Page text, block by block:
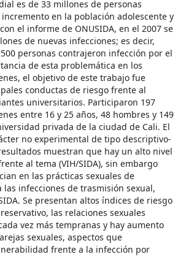
es de 33 millones de personas
en la población adolescente y
el informe de ONUSIDA, en el 2007 se
de nuevas infecciones; es decir,
personas contrajeron infección por el
de esta problemática en los
el objetivo de este trabajo fue
conductas de riesgo frente al
universitarios. Participaron 197
entre 16 y 25 años, 48 hombres y 149
privada de la ciudad de Cali. El
no experimental de tipo descriptivo-
muestran que hay un alto nivel
al tema (VIH/SIDA), sin embargo
en las prácticas sexuales de
infecciones de trasmisión sexual,
Se presentan altos índices de riesgo
las relaciones sexuales
vez más tempranas y hay aumento
sexuales, aspectos que
frente a la infección por